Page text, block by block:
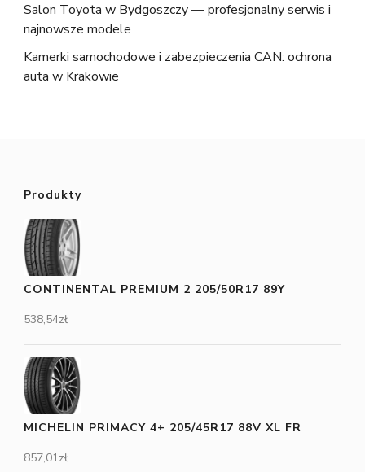
Salon Toyota w Bydgoszczy — profesjonalny serwis i
najnowsze modele
Kamerki samochodowe i zabezpieczenia CAN: ochrona
auta w Krakowie
Produkty
CONTINENTAL PREMIUM 2 205/50R17 89Y
538,54zł
MICHELIN PRIMACY 4+ 205/45R17 88V XL FR
857,01zł